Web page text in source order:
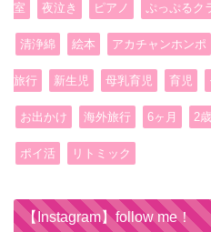
室 夜泣き ピアノ ぷっぷるク
清浄綿 絵本 アカチャンホンポ
旅行 新生児 母乳育児 育児
お出かけ 海外旅行 6ヶ月 2歳
ポイ活 リトミック
【Instagram】follow me！